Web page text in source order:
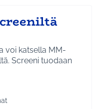
voi katsella MM-
Screeni tuodaan
Kulttuuri ja